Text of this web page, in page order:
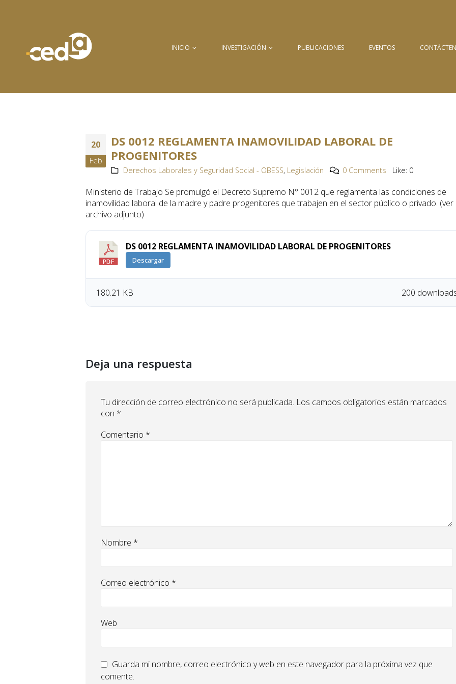
INICIO INVESTIGACIÓN PUBLICACIONES EVENTOS
20
Feb
DS 0012 REGLAMENTA INAMOVILIDAD LABORAL DE
PROGENITORES
Derechos Laborales y Seguridad Social - OBESS, Legislación 0 Comments Like: 0
Ministerio de Trabajo Se promulgó el Decreto Supremo N° 0012 que reglamenta las condiciones de
inamovilidad laboral de la madre y padre progenitores que trabajen en el sector público o privado. (ver
archivo adjunto)
DS 0012 REGLAMENTA INAMOVILIDAD LABORAL DE PROGENITORES
Descargar
200
180.21 KB
Deja una respuesta
Tu dirección de correo electrónico no será publicada. Los campos obligatorios están marcados
con *
Comentario *
Nombre *
Correo electrónico *
Web
Guarda mi nombre, correo electrónico y web en este navegador para la próxima vez que
comente.